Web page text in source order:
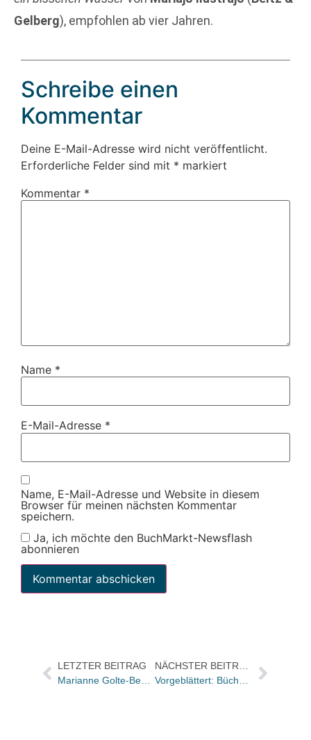
Gelberg), empfohlen ab vier Jahren.
Schreibe einen
Kommentar
Deine E-Mail-Adresse wird nicht veröffentlicht.
Erforderliche Felder sind mit * markiert
Kommentar *
Name *
E-Mail-Adresse *
Name, E-Mail-Adresse und Website in diesem
Browser für meinen nächsten Kommentar
speichern.
Ja, ich möchte den BuchMarkt-Newsflash
abonnieren
LETZTER BEITRAG
Marianne Golte-Bechtle
NÄCHSTER BEITRAG
Vorgeblättert: Bücher und Autoren in der Zeit und im Freitag